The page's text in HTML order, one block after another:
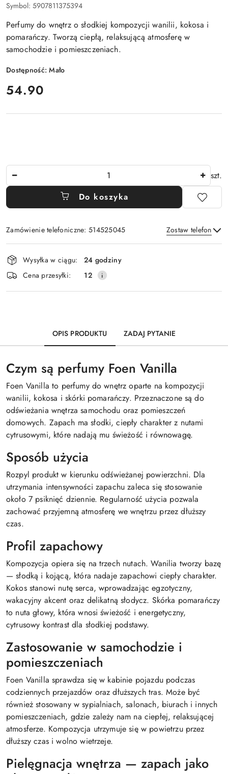
Symbol: 5907811375394
Perfumy do wnętrz o słodkiej kompozycji wanilii, kokosa i
pomarańczy. Tworzą ciepłą, relaksującą atmosferę w
samochodzie i pomieszczeniach.
Dostępność:Mało
cena:
54.90
szt.
Do koszyka
Zamówienie telefoniczne: 514525045 Zostaw telefon
Wyślij
Dostępność
i
dostawa
Wysyłka w ciągu:
24 godziny
Cena przesyłki:
12
OPIS PRODUKTU ZADAJ PYTANIE
Czym są perfumy Foen Vanilla
Foen Vanilla to perfumy do wnętrz oparte na kompozycji
wanilii, kokosa i skórki pomarańczy. Przeznaczone są do
odświeżania wnętrza samochodu oraz pomieszczeń
domowych. Zapach ma słodki, ciepły charakter z nutami
cytrusowymi, które nadają mu świeżość i równowagę.
Sposób użycia
Rozpyl produkt w kierunku odświeżanej powierzchni. Dla
utrzymania intensywności zapachu zaleca się stosowanie
około 7 psiknięć dziennie. Regularność użycia pozwala
zachować przyjemną atmosferę we wnętrzu przez dłuższy
czas.
Profil zapachowy
Kompozycja opiera się na trzech nutach. Wanilia tworzy bazę
— słodką i kojącą, która nadaje zapachowi ciepły charakter.
Kokos stanowi nutę serca, wprowadzając egzotyczny,
wakacyjny akcent oraz delikatną słodycz. Skórka pomarańczy
to nuta głowy, która wnosi świeżość i energetyczny,
cytrusowy kontrast dla słodkiej podstawy.
Zastosowanie w samochodzie i
pomieszczeniach
Foen Vanilla sprawdza się w kabinie pojazdu podczas
codziennych przejazdów oraz dłuższych tras. Może być
również stosowany w sypialniach, salonach, biurach i innych
pomieszczeniach, gdzie zależy nam na ciepłej, relaksującej
atmosferze. Kompozycja utrzymuje się w powietrzu przez
dłuższy czas i wolno wietrzeje.
Pielęgnacja wnętrza — zapach jako